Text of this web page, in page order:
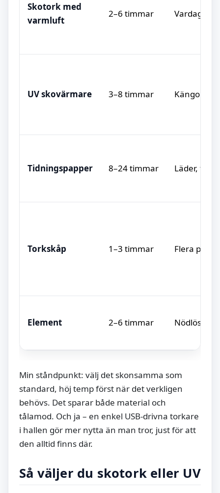
Skotork med
varmluft
2–6 timmar Vardags-,
UV skovärmare 3–8 timmar Kängor,
Tidningspapper 8–24 timmar Läder,
Torkskåp 1–3 timmar Flera par
Element 2–6 timmar Nödlösning
Min ståndpunkt: välj det skonsamma som
standard, höj temp först när det verkligen
behövs. Det sparar både material och
tålamod. Och ja – en enkel USB-drivna torkare
i hallen gör mer nytta än man tror, just för att
den alltid finns där.
Så väljer du skotork eller UV